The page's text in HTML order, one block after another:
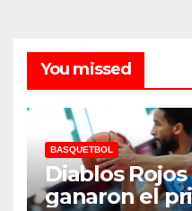
You missed
BASQUETBOL
Diablos
ganaron el